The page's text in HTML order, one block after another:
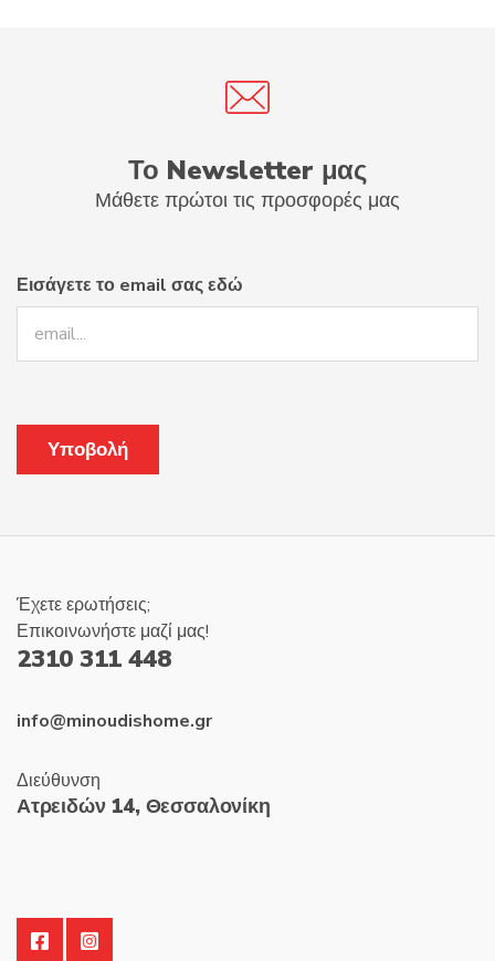
Το Newsletter μας
Μάθετε πρώτοι τις προσφορές μας
Εισάγετε το email σας εδώ
Έχετε ερωτήσεις;
Επικοινωνήστε μαζί μας!
2310 311 448
info@minoudishome.gr
Διεύθυνση
Ατρειδών 14, Θεσσαλονίκη